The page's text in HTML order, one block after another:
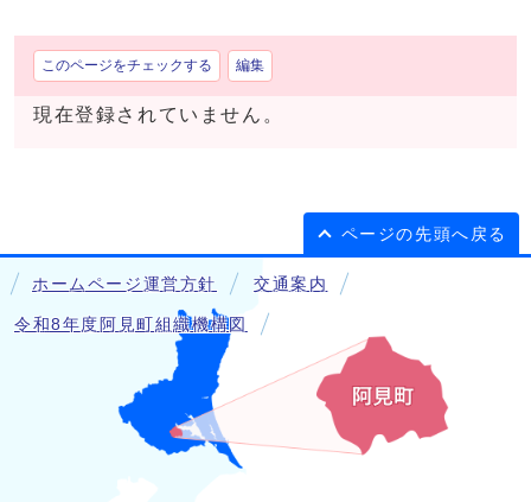
このページをチェックする 編集
現在登録されていません。
ページの先頭へ戻る
ホームページ運営方針 交通案内
令和8年度阿見町組織機構図